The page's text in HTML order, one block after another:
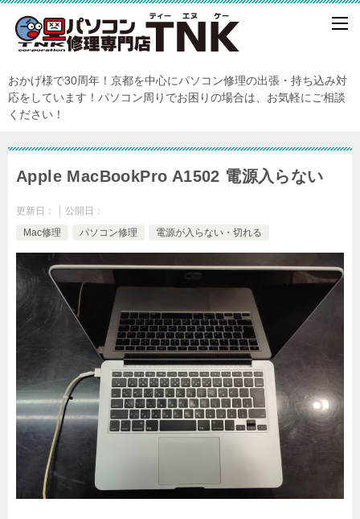
おかげ様で30周年！京都を中心にパソコン修理の出張・持ち込み対
応をしています！パソコン周りでお困りの場合は、お気軽にご相談
ください！
Apple MacBookPro A1502 電源入らない
更新日：
公開日：
Mac修理
パソコン修理 電源が入らない・切れる